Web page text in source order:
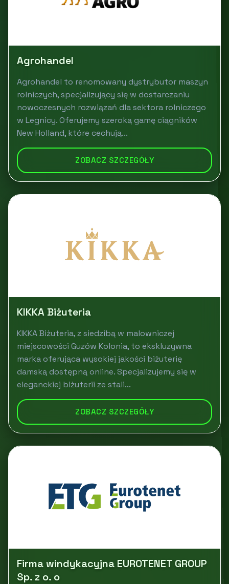
Agrohandel
Agrohandel to renomowany dystrybutor maszyn
rolniczych, specjalizujący się w dostarczaniu
nowoczesnych rozwiązań dla sektora rolniczego
w Legnicy. Oferujemy szeroką gamę ciągników
New Holland, które cechują...
ZOBACZ SZCZEGÓŁY
KIKKA Biżuteria
KIKKA Biżuteria, z siedzibą w malowniczej
miejscowości Guzów Kolonia, to ekskluzywna
marka oferująca wysokiej jakości biżuterię
damską dostępną online. Specjalizujemy się w
eleganckiej biżuterii ze stali...
ZOBACZ SZCZEGÓŁY
Firma windykacyjna EUROTENET GROUP
Sp. z o. o